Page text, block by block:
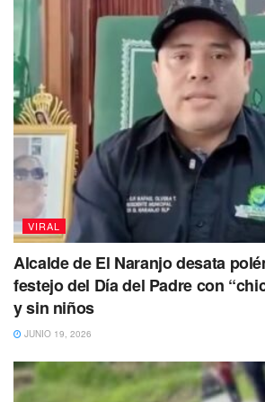
No dejes de Leer
VIRAL
Alcalde de El Naranjo desata
festejo del Día del Padre con
y sin niños
JUNIO 19, 2026